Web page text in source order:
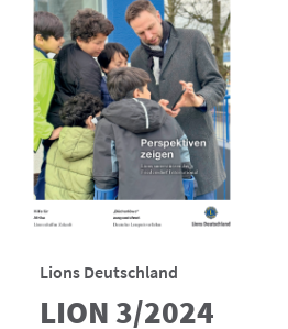
Lions Deutschland
LION 3/2024